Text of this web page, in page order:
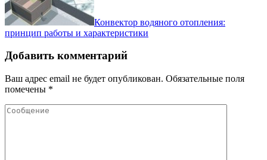
Конвектор водяного отопления:
принцип работы и характеристики
Добавить комментарий
Ваш адрес email не будет опубликован. Обязательные поля
помечены *